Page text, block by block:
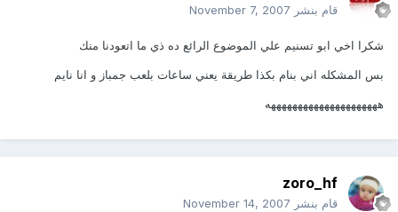
قام بنشر November 7, 2007
شكرا اخي ابو تسنيم علي الموضوع الرائع ده ذي ما اتعودنا منك
بس المشكله اني بنام بكذا طريقة يعني ساعات بلعب جمباز و انا نايم
هههههههههههههههههههههه
zoro_hf
قام بنشر November 14, 2007